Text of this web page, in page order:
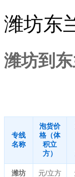
潍坊东
潍坊到
专线
名称
泡货价
格（体
积立
方）
潍坊
元/立方